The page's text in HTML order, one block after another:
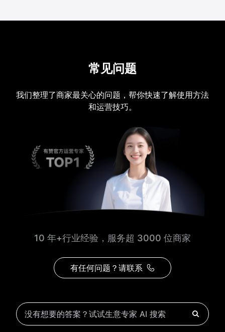
常见问题
我们整理了商家最关心的问题，帮你快速了解使用方法
和运营技巧。
10 年+行业经验，服务超 3000 位商家
有任何问题？请联系